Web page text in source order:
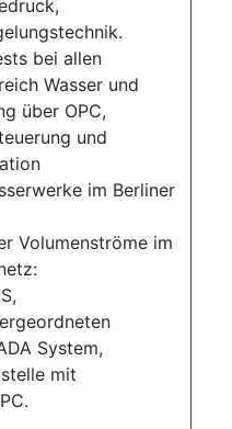
bei allen
Wasser und
über OPC,
und
im Berliner
Volumenströme im
System,
mit